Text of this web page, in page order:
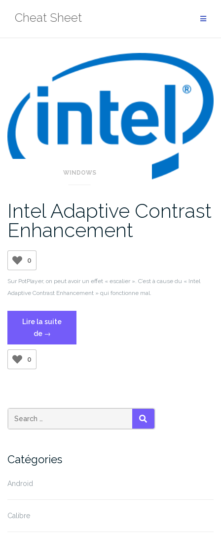
Cheat Sheet
WINDOWS
Intel Adaptive Contrast
Enhancement
0
Sur PotPlayer, on peut avoir un effet « escalier ». C’est à cause du « Intel
Adaptive Contrast Enhancement » qui fonctionne mal.
Lire la suite
de « Intel
Adaptive
→
0
SEARCH
Catégories
Android
Calibre